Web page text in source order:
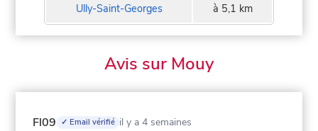
Ully-Saint-Georges à 5,1 km
Avis sur Mouy
Fl09 ✓ Email vérifié il y a 4 semaines